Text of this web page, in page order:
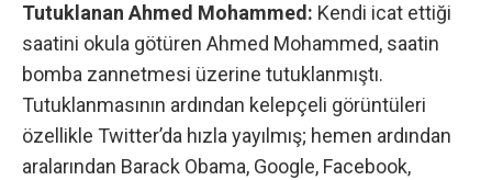
Tutuklanan Ahmed Mohammed: Kendi icat ettiği
saatini okula götüren Ahmed Mohammed, saatin
bomba zannetmesi üzerine tutuklanmıştı.
Tutuklanmasının ardından kelepçeli görüntüleri
özellikle Twitter’da hızla yayılmış; hemen ardından
aralarından Barack Obama, Google, Facebook,